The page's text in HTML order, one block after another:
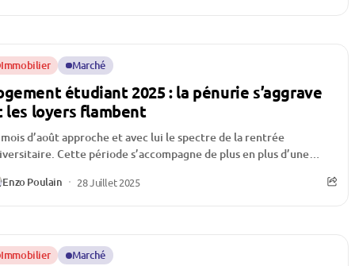
Immobilier Marché
étudiant 2025 : la pénurie s’aggrave
les loyers flambent
d’août approche et avec lui le spectre de la rentrée
Cette période s’accompagne de plus en plus d’une
Enzo Poulain 28 Juillet 2025
Immobilier Marché